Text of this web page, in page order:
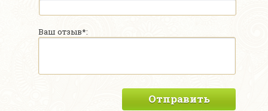
Ваш отзыв*:
Отправить